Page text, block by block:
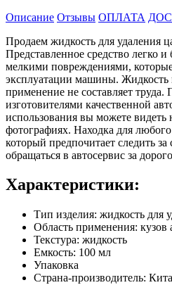
Описание Отзывы ОПЛАТА
Продаем жидкость для удаления
Представленное средство легко и
мелкими повреждениями,
эксплуатации машины.
применение не составляет труда.
изготовителями качественной
использования вы можете
фотографиях. Находка для
который предпочитает следить
обращаться в автосервис за
Характеристики:
Тип изделия: жидкость для
Область применения: кузов
Текстура: жидкость
Емкость: 100 мл
Упаковка
Страна-производитель: